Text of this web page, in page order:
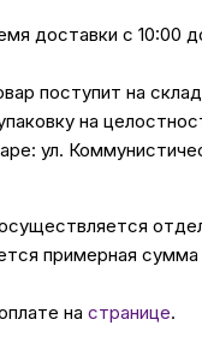
доставки с 10:00
поступит на
на
ул.
примерная
на странице.